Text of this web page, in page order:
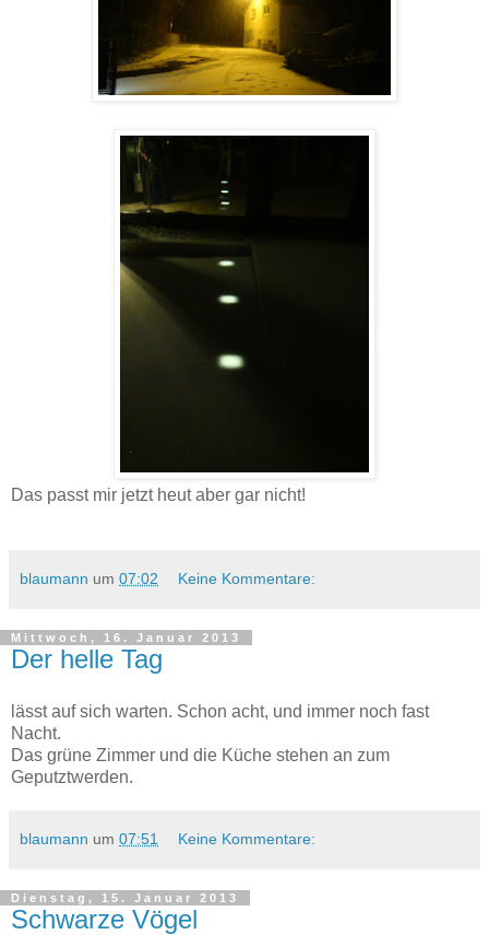
Das passt mir jetzt heut aber gar nicht!
blaumann um 07:02 Keine Kommentare:
Mittwoch, 16. Januar 2013
Der helle Tag
lässt auf sich warten. Schon acht, und immer noch fast
Nacht.
Das grüne Zimmer und die Küche stehen an zum
Geputztwerden.
blaumann um 07:51 Keine Kommentare:
Dienstag, 15. Januar 2013
Schwarze Vögel